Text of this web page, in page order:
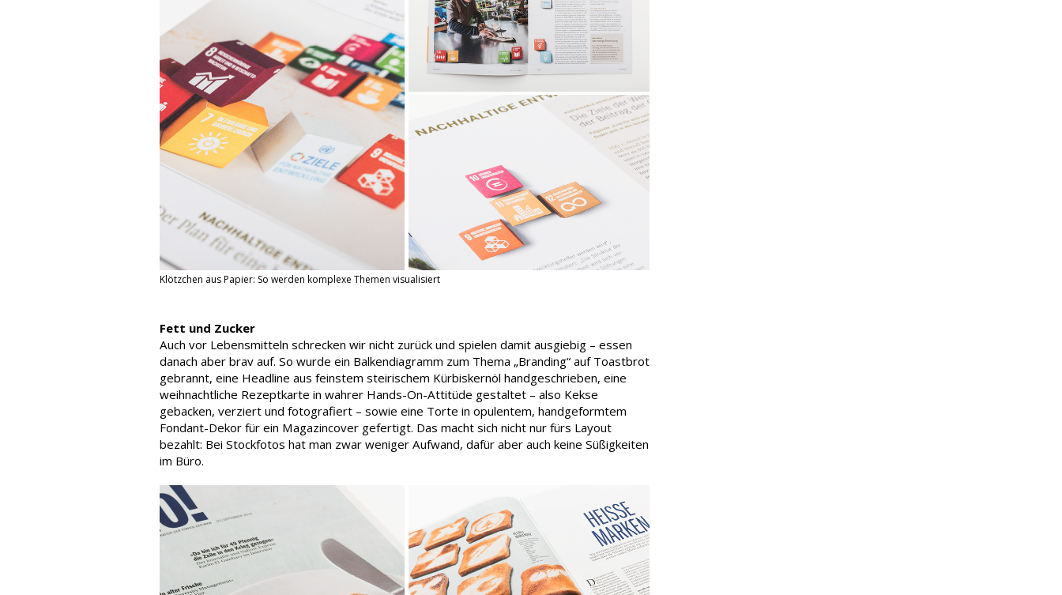
Klötzchen aus Papier: So werden komplexe Themen visualisiert
Fett und Zucker
Auch vor Lebensmitteln schrecken wir nicht zurück und spielen damit ausgiebig – essen
danach aber brav auf. So wurde ein Balkendiagramm zum Thema „Branding“ auf Toastbrot
gebrannt, eine Headline aus feinstem steirischem Kürbiskernöl handgeschrieben, eine
weihnachtliche Rezeptkarte in wahrer Hands-On-Attitüde gestaltet – also Kekse
gebacken, verziert und fotografiert – sowie eine Torte in opulentem, handgeformtem
Fondant-Dekor für ein Magazincover gefertigt. Das macht sich nicht nur fürs Layout
bezahlt: Bei Stockfotos hat man zwar weniger Aufwand, dafür aber auch keine Süßigkeiten
im Büro.